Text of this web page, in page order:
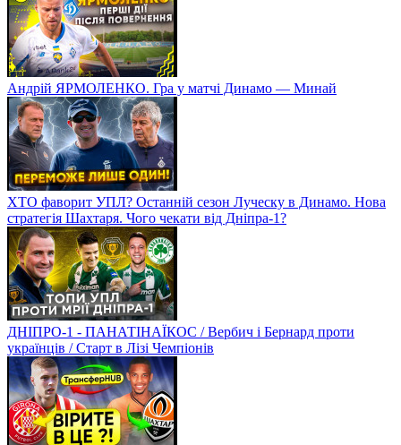
Андрій ЯРМОЛЕНКО. Гра у матчі Динамо — Минай
ХТО фаворит УПЛ? Останній сезон Луческу в Динамо. Нова
стратегія Шахтаря. Чого чекати від Дніпра-1?
ДНІПРО-1 - ПАНАТІНАЇКОС / Вербич і Бернард проти
українців / Старт в Лізі Чемпіонів